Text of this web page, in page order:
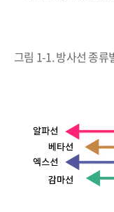
그림 1-1. 방사선 종류